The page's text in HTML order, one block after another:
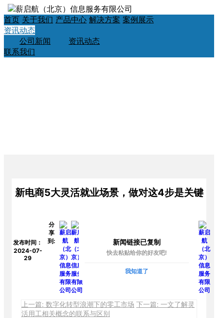
首页 关于我们 产品中心 解决方案 案例展示
资讯动态
公司新闻
资讯动态
联系我们
新电商5大灵活就业场景，做对这4步是关键
发布时间：
2024-07-
29
分
享
到:
新闻链接已复制
快去粘贴给你的好友吧!
我知道了
上一篇: 数字化转型浪潮下的零工市场 下一篇: 一文了解灵
活用工相关概念的联系与区别